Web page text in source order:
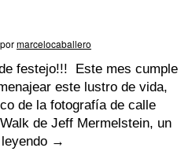
pormarcelocaballero
festejo!!! Este mes cumple
este lustro de vida,
de la fotografía de calle
de Jeff Mermelstein, un
→